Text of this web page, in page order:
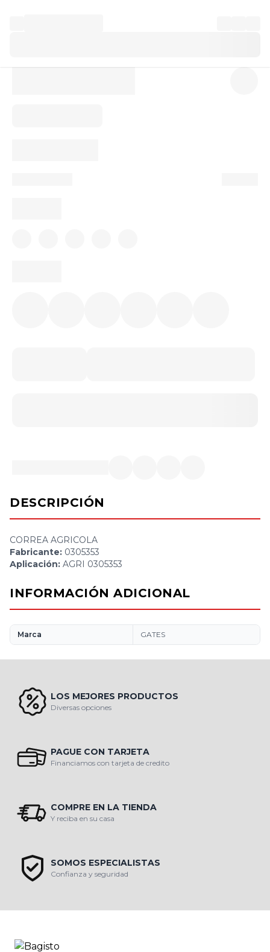
DESCRIPCIÓN
CORREA AGRICOLA
Fabricante: 0305353
Aplicación: AGRI 0305353
INFORMACIÓN ADICIONAL
Marca GATES
LOS MEJORES PRODUCTOS
Diversas opciones
PAGUE CON TARJETA
Financiamos con tarjeta de credito
COMPRE EN LA TIENDA
Y reciba en su casa
SOMOS ESPECIALISTAS
Confianza y seguridad